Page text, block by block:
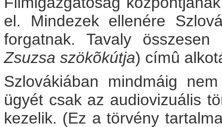
el. Mindezek ellenére
forgatnak. Tavaly
Zsuzsa szökõkútja) címû
Szlovákiában mindmáig
ügyét csak az audiovizuális
kezelik. (Ez a törvény